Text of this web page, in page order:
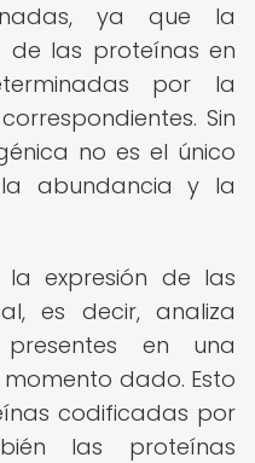
ya que la
las proteínas en
por la
Sin
no es el único
abundancia y la
expresión de las
es decir, analiza
en una
dado. Esto
codificadas por
las proteínas